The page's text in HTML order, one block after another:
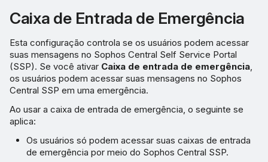
Caixa de Entrada de Emergência
Esta configuração controla se os usuários podem acessar
suas mensagens no Sophos Central Self Service Portal
(SSP). Se você ativar Caixa de entrada de emergência
os usuários podem acessar suas mensagens no Sophos
Central SSP em uma emergência.
Ao usar a caixa de entrada de emergência, o seguinte se
aplica:
Os usuários só podem acessar suas caixas de entrada
de emergência por meio do Sophos Central SSP.